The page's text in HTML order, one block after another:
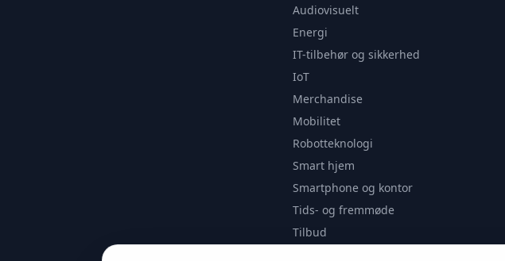
Audiovisuelt
Energi
IT-tilbehør og sikkerhed
IoT
Merchandise
Mobilitet
Robotteknologi
Smart hjem
Smartphone og kontor
Tids- og fremmøde
Tilbud